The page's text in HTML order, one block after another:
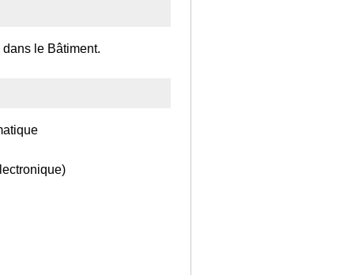
le Bâtiment.